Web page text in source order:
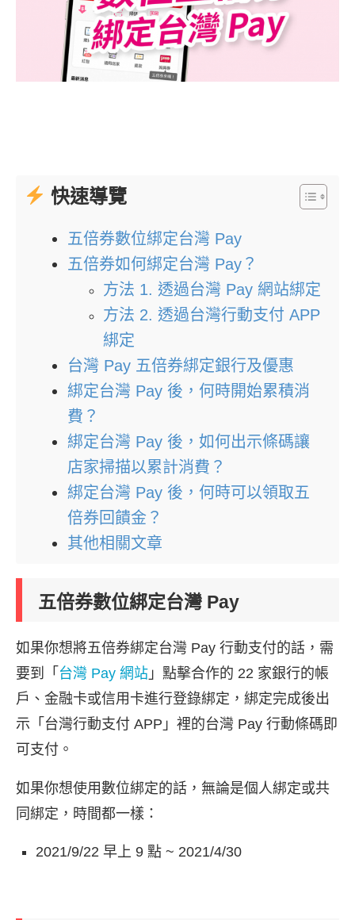
快速導覽
五倍券數位綁定台灣 Pay
五倍券如何綁定台灣 Pay？
方法 1. 透過台灣 Pay 網站綁定
方法 2. 透過台灣行動支付 APP
綁定
台灣 Pay 五倍券綁定銀行及優惠
綁定台灣 Pay 後，何時開始累積消
費？
綁定台灣 Pay 後，如何出示條碼讓
店家掃描以累計消費？
綁定台灣 Pay 後，何時可以領取五
倍券回饋金？
其他相關文章
五倍券數位綁定台灣 Pay
如果你想將五倍券綁定台灣 Pay 行動支付的話，需
要到「 台灣 Pay 網站 」點擊合作的 22 家銀行的帳
戶、金融卡或信用卡進行登錄綁定，綁定完成後出
示「台灣行動支付 APP」裡的台灣 Pay 行動條碼即
可支付。
如果你想使用數位綁定的話，無論是個人綁定或共
同綁定，時間都一樣：
2021/9/22 早上 9 點 ~ 2021/4/30